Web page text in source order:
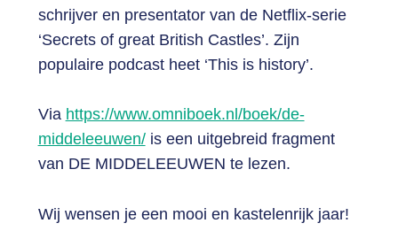
schrijver en presentator van de Netflix-serie
‘Secrets of great British Castles’. Zijn
populaire podcast heet ‘This is history’.
Via https://www.omniboek.nl/boek/de-
middeleeuwen/is een uitgebreid fragment
van DE MIDDELEEUWEN te lezen.
Wij wensen je een mooi en kastelenrijk jaar!